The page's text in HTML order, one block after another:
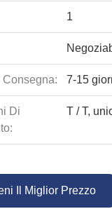
1
Consegna: 7-15
Di
T / T,
Il Miglior Prezzo